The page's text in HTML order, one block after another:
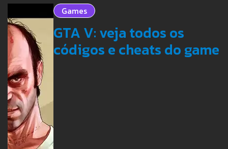
Games
GTA V: veja todos os
códigos e cheats do game